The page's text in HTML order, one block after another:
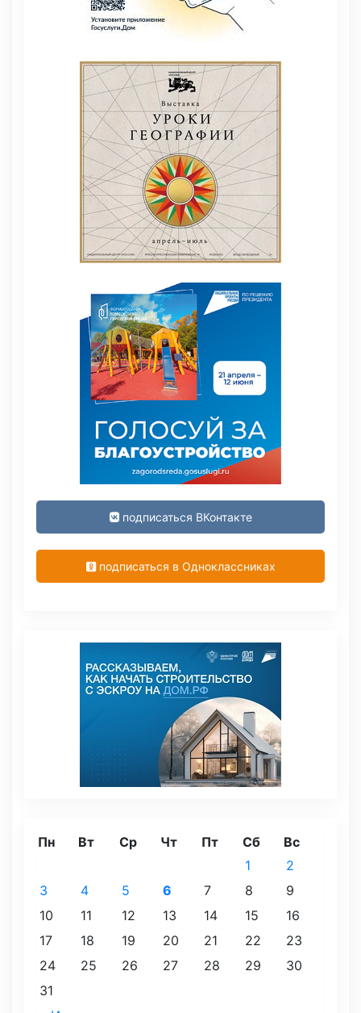
подписаться ВКонтакте
подписаться в Одноклассниках
Пн Вт Ср Чт Пт Сб Вс
1
2
3
4 5 6 7 8
9
10
11 12 13 14 15
16
17
18 19 20 21 22
23
24
25 26 27 28 29
30
31